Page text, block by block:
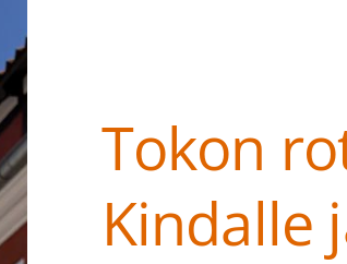
Tanskalais-
Tokon
Kindalle